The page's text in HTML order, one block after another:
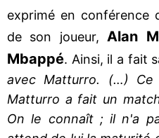
exprimé en conférence
de son joueur, Alan
Mbappé. Ainsi, il a fait
avec Matturro. (…)
Matturro a fait un
On le connaît ; il n'a